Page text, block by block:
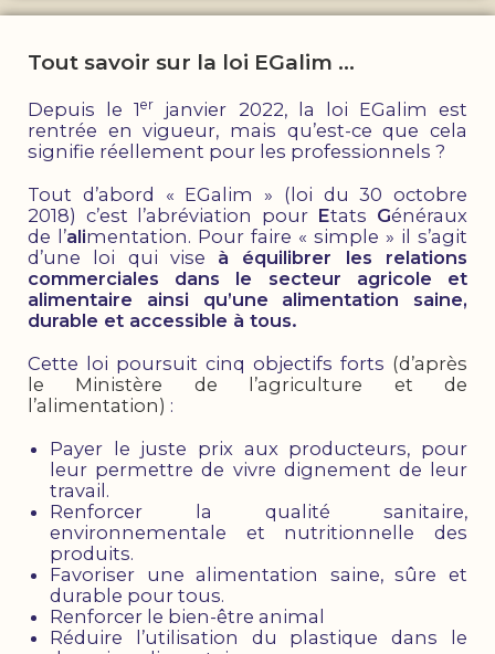
Tout savoir sur la loi EGalim …
Depuis le 1er
janvier 2022, la loi EGalim est
rentrée en vigueur, mais qu’est-ce que cela
signifie réellement pour les professionnels ?
Tout d’abord « EGalim » (loi du 30 octobre
2018) c’est l’abréviation pour Etats Généraux
de l’alimentation. Pour faire « simple » il s’agit
d’une loi qui vise à équilibrer les relations
commerciales dans le secteur agricole et
alimentaire ainsi qu’une alimentation saine,
durable et accessible à tous.
Cette loi poursuit cinq objectifs forts (d’après
le Ministère de l’agriculture et de
l’alimentation) :
Payer le juste prix aux producteurs, pour
leur permettre de vivre dignement de leur
travail.
Renforcer la qualité sanitaire,
environnementale et nutritionnelle des
produits.
Favoriser une alimentation saine, sûre et
durable pour tous.
Renforcer le bien-être animal
Réduire l’utilisation du plastique dans le